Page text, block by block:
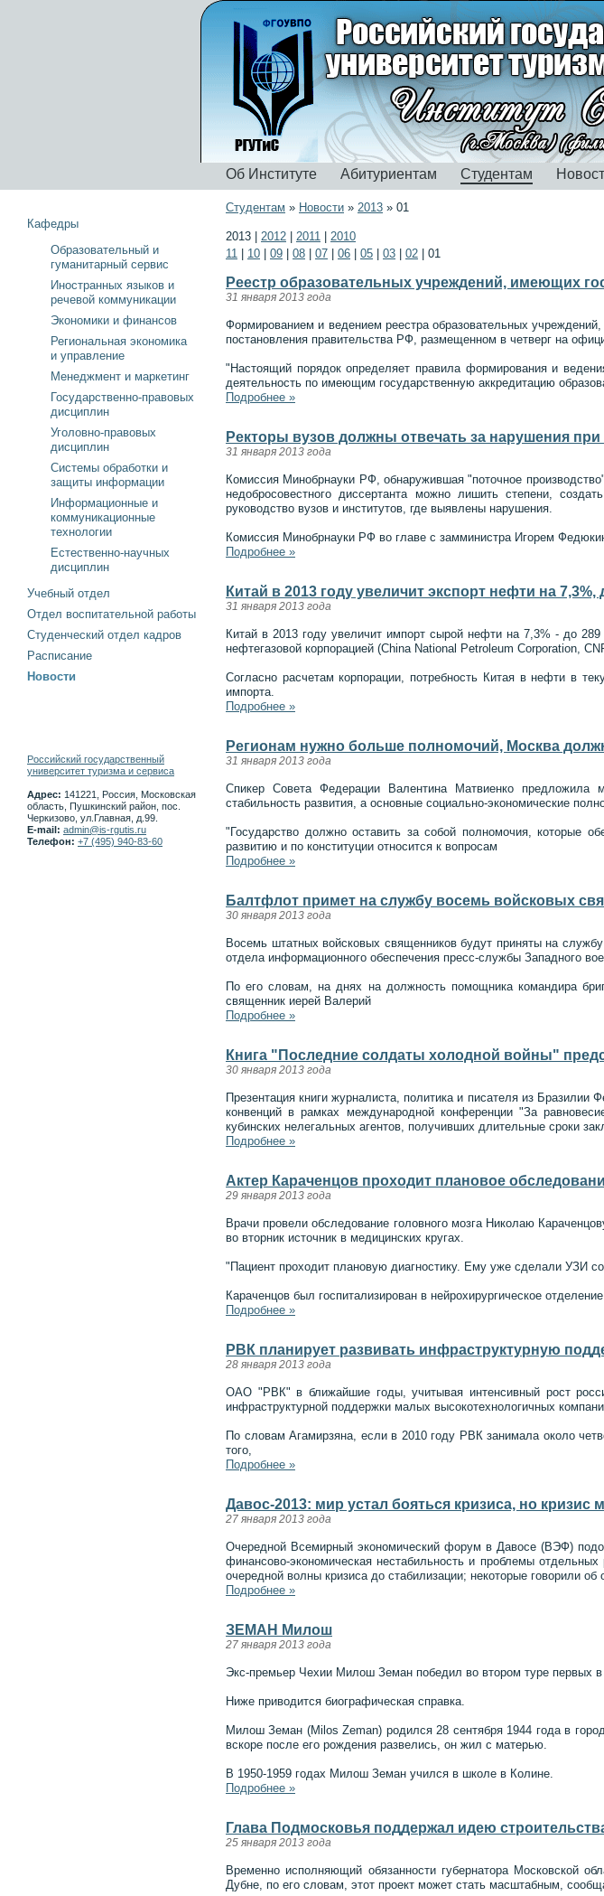
Об Институте Абитуриентам Студентам
Студентам » Новости » 2013 » 01
2013 2012 2011
2010
11
10 09 08 07 06 05 03 02 01
Реестр образовательных учреждений, имеющих
31 января 2013 года
Формированием и ведением реестра образовательных
постановления правительства РФ, размещенном в четверг на
"Настоящий порядок определяет правила формирования и
деятельность по имеющим государственную аккредитацию
Подробнее »
Ректоры вузов должны отвечать за нарушения
31 января 2013 года
Комиссия Минобрнауки РФ, обнаружившая "поточное
недобросовестного диссертанта можно лишить степени,
руководство вузов и институтов, где выявлены нарушения.
Комиссия Минобрнауки РФ во главе с замминистра Игорем
Подробнее »
Китай в 2013 году увеличит экспорт нефти на
31 января 2013 года
Китай в 2013 году увеличит импорт сырой нефти на 7,3% - до 289
нефтегазовой корпорацией (China National Petroleum Corporation,
Согласно расчетам корпорации, потребность Китая в нефти в
импорта.
Подробнее »
Регионам нужно больше полномочий, Москва
31 января 2013 года
Спикер Совета Федерации Валентина Матвиенко предложила
стабильность развития, а основные социально-экономические
"Государство должно оставить за собой полномочия, которые
развитию и по конституции относится к вопросам
Подробнее »
Балтфлот примет на службу восемь войсковых
30 января 2013 года
Восемь штатных войсковых священников будут приняты на
отдела информационного обеспечения пресс-службы Западного
По его словам, на днях на должность помощника командира
священник иерей Валерий
Подробнее »
Книга "Последние солдаты холодной войны"
30 января 2013 года
Презентация книги журналиста, политика и писателя из
конвенций в рамках международной конференции "За
кубинских нелегальных агентов, получивших длительные сроки
Подробнее »
Актер Караченцов проходит плановое
29 января 2013 года
Врачи провели обследование головного мозга Николаю
во вторник источник в медицинских кругах.
"Пациент проходит плановую диагностику. Ему уже сделали УЗИ
Караченцов был госпитализирован в нейрохирургическое
Подробнее »
РВК планирует развивать инфраструктурную
28 января 2013 года
ОАО "РВК" в ближайшие годы, учитывая интенсивный рост
инфраструктурной поддержки малых высокотехнологичных
По словам Агамирзяна, если в 2010 году РВК занимала около
того,
Подробнее »
Давос-2013: мир устал бояться кризиса, но кризис
27 января 2013 года
Очередной Всемирный экономический форум в Давосе (ВЭФ)
финансово-экономическая нестабильность и проблемы
очередной волны кризиса до стабилизации; некоторые говорили
Подробнее »
ЗЕМАН Милош
27 января 2013 года
Экс-премьер Чехии Милош Земан победил во втором туре первых
Ниже приводится биографическая справка.
Милош Земан (Milos Zeman) родился 28 сентября 1944 года в
вскоре после его рождения развелись, он жил с матерью.
В 1950-1959 годах Милош Земан учился в школе в Колине.
Подробнее »
Глава Подмосковья поддержал идею
25 января 2013 года
Временно исполняющий обязанности губернатора Московской
Дубне, по его словам, этот проект может стать масштабным,
Кафедры
Образовательный и
гуманитарный сервис
Иностранных языков и
речевой коммуникации
Экономики и финансов
Региональная экономика
и управление
Менеджмент и маркетинг
Государственно-правовых
дисциплин
Уголовно-правовых
дисциплин
Системы обработки и
защиты информации
Информационные и
коммуникационные
технологии
Естественно-научных
дисциплин
Учебный отдел
Отдел воспитательной работы
Студенческий отдел кадров
Расписание
Новости
Российский государственный
университет туризма и сервиса
Адрес: 141221, Россия, Московская
область, Пушкинский район, пос.
Черкизово, ул.Главная, д.99.
E-mail: admin@is-rgutis.ru
Телефон: +7 (495) 940-83-60